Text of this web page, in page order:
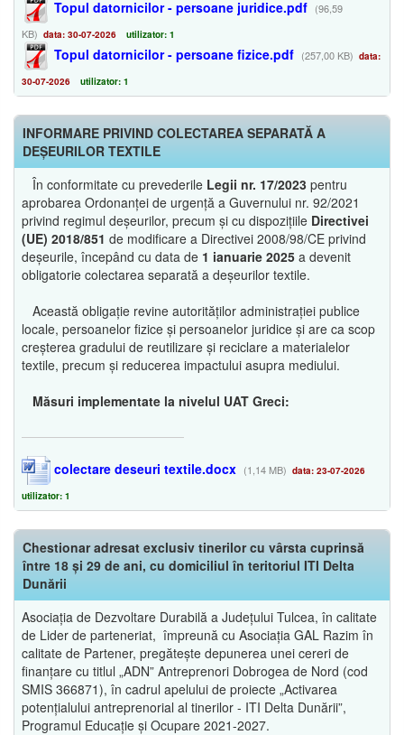
Topul datornicilor - persoane juridice.pdf (96,59
KB) data: 30-07-2026 utilizator: 1
Topul datornicilor - persoane fizice.pdf (257,00 KB) data:
30-07-2026 utilizator: 1
INFORMARE PRIVIND COLECTAREA SEPARATĂ A
DEȘEURILOR TEXTILE
În conformitate cu prevederile Legii nr. 17/2023 pentru
aprobarea Ordonanței de urgență a Guvernului nr. 92/2021
privind regimul deșeurilor, precum și cu dispozițiile Directivei
(UE) 2018/851 de modificare a Directivei 2008/98/CE privind
deșeurile, începând cu data de 1 ianuarie 2025 a devenit
obligatorie colectarea separată a deșeurilor textile.
Această obligație revine autorităților administrației publice
locale, persoanelor fizice și persoanelor juridice și are ca scop
creșterea gradului de reutilizare și reciclare a materialelor
textile, precum și reducerea impactului asupra mediului.
Măsuri implementate la nivelul UAT Greci:
colectare deseuri textile.docx (1,14 MB) data: 23-07-2026
utilizator: 1
Chestionar adresat exclusiv tinerilor cu vârsta cuprinsă
între 18 și 29 de ani, cu domiciliul în teritoriul ITI Delta
Dunării
Asociația de Dezvoltare Durabilă a Județului Tulcea, în calitate
de Lider de parteneriat, împreună cu Asociația GAL Razim în
calitate de Partener, pregătește depunerea unei cereri de
finanțare cu titlul „ADN” Antreprenori Dobrogea de Nord (cod
SMIS 366871), în cadrul apelului de proiecte „Activarea
potențialului antreprenorial al tinerilor - ITI Delta Dunării”,
Programul Educație și Ocupare 2021-2027.